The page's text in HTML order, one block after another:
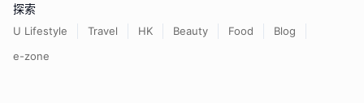
探索
U Lifestyle Travel HK Beauty Food
Blog
e-zone